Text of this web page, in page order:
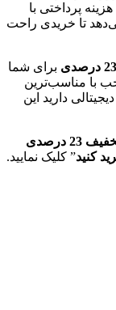
با برگشت 100 درصدی هزینه پرداختی با
تا خریدی راحت
برای شما
با مناسب‌ترین
دارید این
23 درصدی
کنید” کلیک نمایید.